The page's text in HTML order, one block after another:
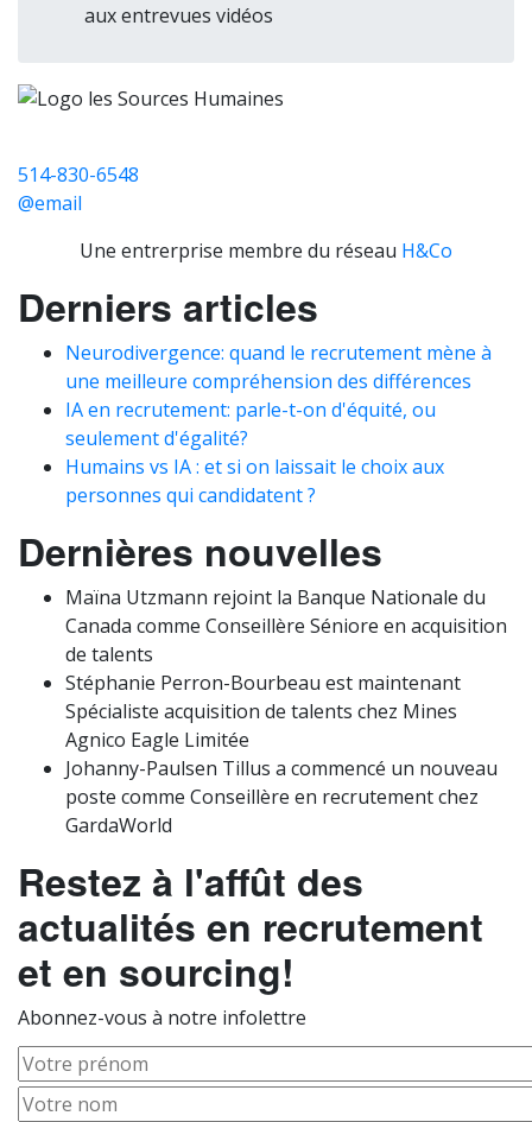
aux entrevues vidéos
514-830-6548
@email
Une entrerprise membre du réseau H&Co
Derniers articles
Neurodivergence: quand le recrutement mène à
une meilleure compréhension des différences
IA en recrutement: parle-t-on d'équité, ou
seulement d'égalité?
Humains vs IA : et si on laissait le choix aux
personnes qui candidatent ?
Dernières nouvelles
Maïna Utzmann rejoint la Banque Nationale du
Canada comme Conseillère Séniore en acquisition
de talents
Stéphanie Perron-Bourbeau est maintenant
Spécialiste acquisition de talents chez Mines
Agnico Eagle Limitée
Johanny-Paulsen Tillus a commencé un nouveau
poste comme Conseillère en recrutement chez
GardaWorld
Restez à l'affût des
actualités en recrutement
et en sourcing!
Abonnez-vous à notre infolettre
Prénom
Nom